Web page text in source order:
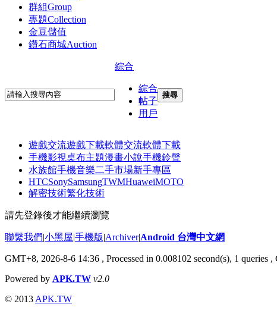
群組Group
專題Collection
金豆儲值
鑽石商城Auction
綜合
綜合
帖子
用戶
搜尋
遊戲交流遊戲下載軟體交流軟體下載
手機影視桌布主題漫畫小說手機鈴聲
水族館手機音樂二手市場新手專區
HTCSonySamsungTWMHuaweiMOTO
解密技術繁化技術
請先登錄後才能繼續瀏覽
聯繫我們|小黑屋|手機版|Archiver|Android 台灣中文網
GMT+8, 2026-8-6 14:36 , Processed in 0.008102 second(s), 1 queries
Powered by APK.TW v2.0
© 2013 APK.TW